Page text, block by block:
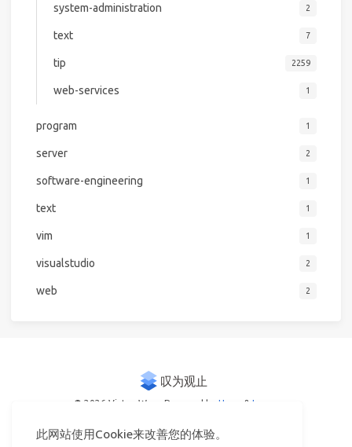
此网站使用Cookie来改善您的体验。
system-administration 2
text 7
tip 2259
web-services 1
program 1
server 2
software-engineering 1
text 1
vim 1
visualstudio 2
web 2
© 2026 Victor Woo Powered by Hexo & Icarus